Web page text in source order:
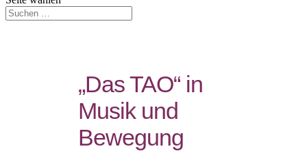
„Das TAO“ in
Musik und
Bewegung